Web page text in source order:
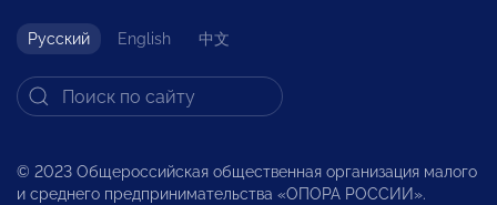
Русский English 中文
© 2023 Общероссийская общественная организация малого
и среднего предпринимательства «ОПОРА РОССИИ».